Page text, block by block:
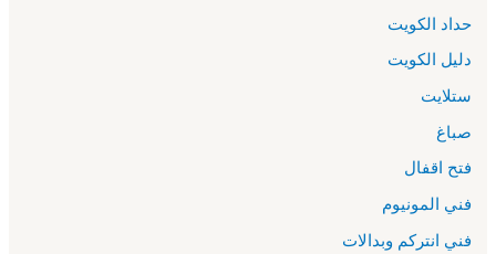
حداد الكويت
دليل الكويت
ستلايت
صباغ
فتح اقفال
فني المونيوم
فني انتركم وبدالات